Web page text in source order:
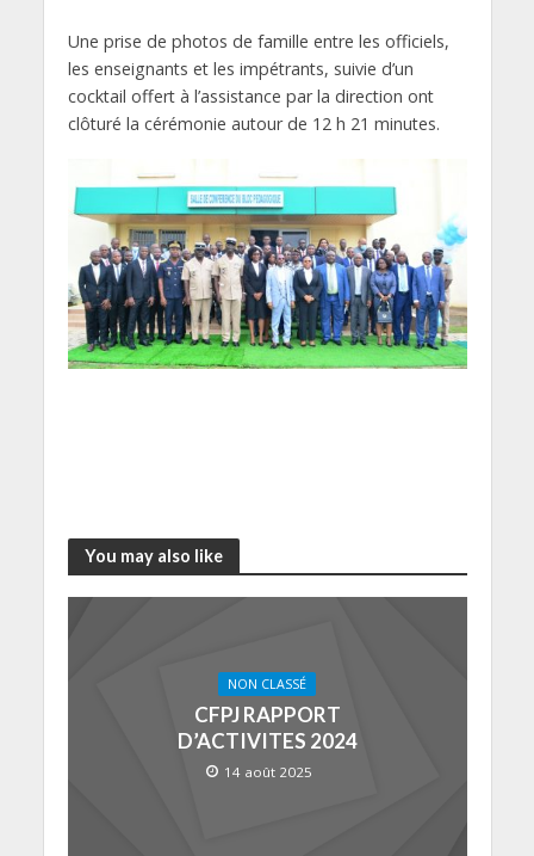
Une prise de photos de famille entre les officiels,
les enseignants et les impétrants, suivie d’un
cocktail offert à l’assistance par la direction ont
clôturé la cérémonie autour de 12 h 21 minutes.
You may also like
NON CLASSÉ
CFPJ RAPPORT
D’ACTIVITES 2024
14 août 2025